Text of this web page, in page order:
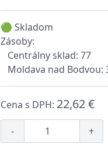
🟢 Skladom
Zásoby:
Centrálny sklad: 77
Moldava nad Bodvou:
Cena s DPH: 22,62 €
- +